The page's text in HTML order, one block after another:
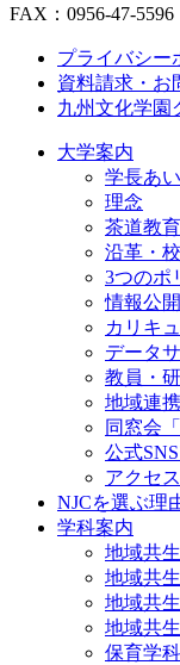
FAX：0956-47-5596
プライバシー
資料請求・お
九州文化学園
大学案内
学長あ
理念
茶道教育
沿革・
3つのポ
情報公開
カリキ
データ
教員・
地域連
同窓会
公式
アクセ
NJCを選ぶ理
学科案内
地域共
地域共
地域共
地域共
保育学科